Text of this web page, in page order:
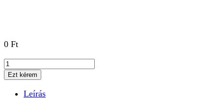
0 Ft
Membership
Product
mennyiség
Ezt kérem
Leírás